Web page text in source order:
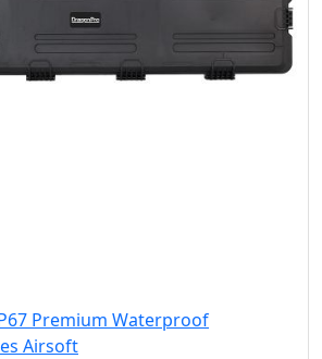
Premium Waterproof
Airsoft